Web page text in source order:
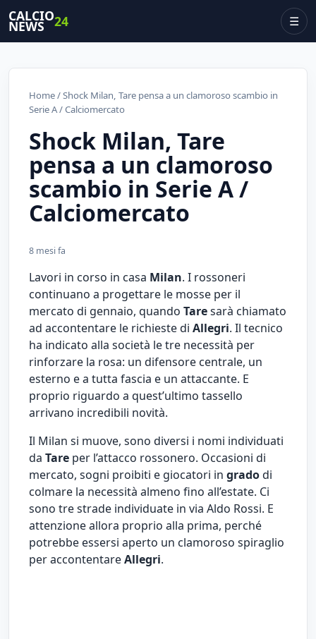
CALCIO
NEWS 24 ☰
Home/ Shock Milan, Tare pensa a un clamoroso scambio in
Serie A / Calciomercato
Shock Milan, Tare
pensa a un clamoroso
scambio in Serie A /
Calciomercato
8 mesi fa
Lavori in corso in casa Milan. I rossoneri
continuano a progettare le mosse per il
mercato di gennaio, quando Taresarà chiamato
ad accontentare le richieste di Allegri. Il tecnico
ha indicato alla società le tre necessità per
rinforzare la rosa: un difensore centrale, un
esterno e a tutta fascia e un attaccante. E
proprio riguardo a quest’ultimo tassello
arrivano incredibili novità.
Il Milan si muove, sono diversi i nomi individuati
da Tare per l’attacco rossonero. Occasioni di
mercato, sogni proibiti e giocatori in gradodi
colmare la necessità almeno fino all’estate. Ci
sono tre strade individuate in via Aldo Rossi. E
attenzione allora proprio alla prima, perché
potrebbe essersi aperto un clamoroso spiraglio
per accontentareAllegri.